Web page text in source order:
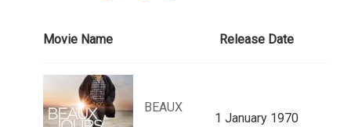
Movie Name Release Date
BEAUX
1 January 1970